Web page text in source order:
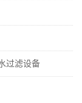
过滤设备